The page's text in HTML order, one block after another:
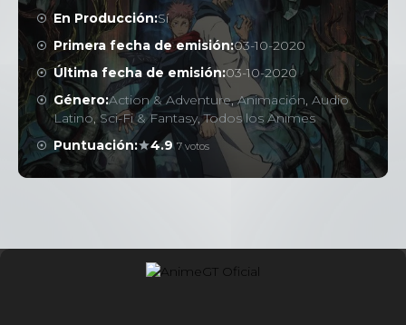
En Producción:Sí
Primera fecha de emisión:03-10-2020
Última fecha de emisión:03-10-2020
Género:Action & Adventure,Animación,Audio
Latino,Sci-Fi & Fantasy,Todos los Animes
Puntuación:
4.9 7 votos